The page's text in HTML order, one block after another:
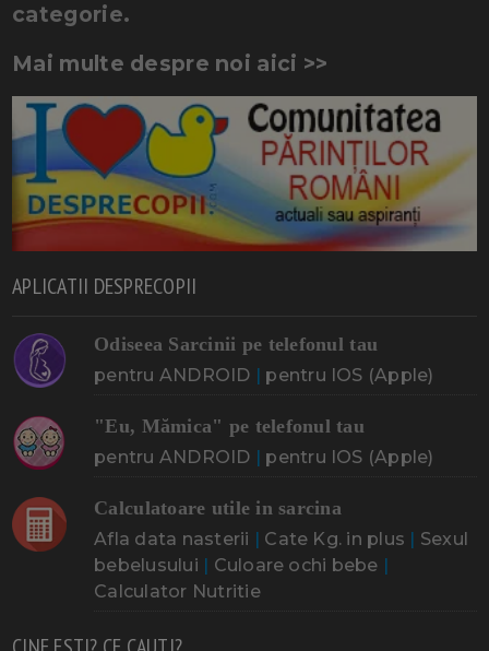
categorie.
Mai multe despre noi aici >>
APLICATII DESPRECOPII
Odiseea Sarcinii pe telefonul tau
pentru ANDROID | pentru IOS (Apple)
"Eu, Mămica" pe telefonul tau
pentru ANDROID | pentru IOS (Apple)
Calculatoare utile in sarcina
Afla data nasterii | Cate Kg. in plus | Sexul
bebelusului | Culoare ochi bebe |
Calculator Nutritie